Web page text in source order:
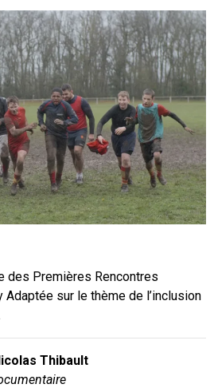
des Premières Rencontres
Adaptée sur le thème de l’inclusion
Thibault